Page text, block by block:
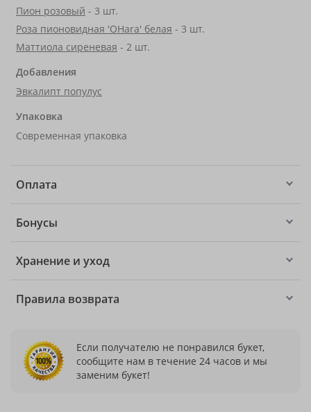
Пион розовый - 3 шт.
Роза пионовидная 'OHara' белая - 3 шт.
Маттиола сиреневая - 2 шт.
Добавления
Эвкалипт популус
Упаковка
Современная упаковка
Оплата
Бонусы
Хранение и уход
Правила возврата
Если получателю не понравился букет,
сообщите нам в течение 24 часов и мы
заменим букет!